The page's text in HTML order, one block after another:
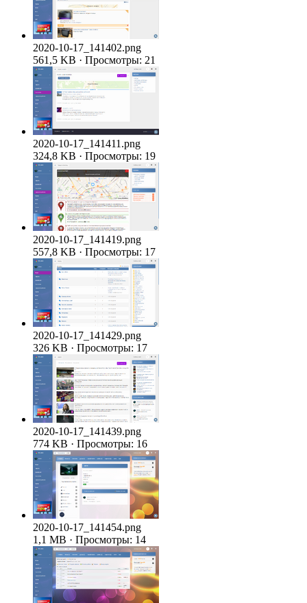
2020-10-17_141402.png
561,5 KB · Просмотры: 21
2020-10-17_141411.png
324,8 KB · Просмотры: 19
2020-10-17_141419.png
557,8 KB · Просмотры: 17
2020-10-17_141429.png
326 KB · Просмотры: 17
2020-10-17_141439.png
774 KB · Просмотры: 16
2020-10-17_141454.png
1,1 MB · Просмотры: 14